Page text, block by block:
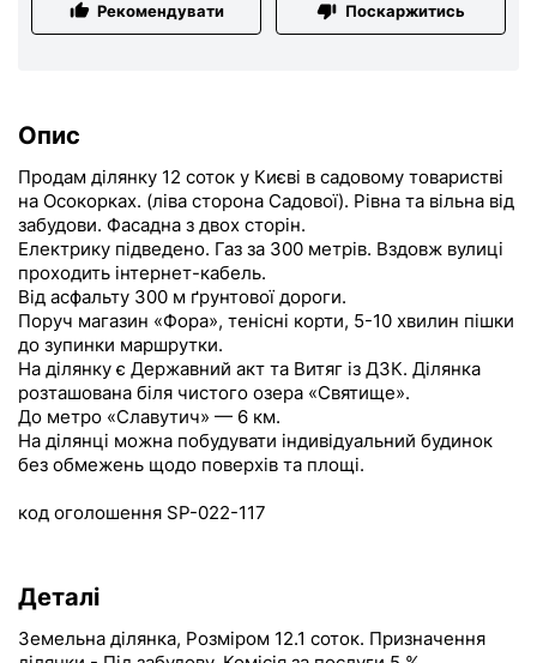
Рекомендувати Поскаржитись
Опис
Продам ділянку 12 соток у Києві в садовому товаристві
на Осокорках. (ліва сторона Садової). Рівна та вільна від
забудови. Фасадна з двох сторін.
Електрику підведено. Газ за 300 метрів. Вздовж вулиці
проходить інтернет-кабель.
Від асфальту 300 м ґрунтової дороги.
Поруч магазин «Фора», тенісні корти, 5-10 хвилин пішки
до зупинки маршрутки.
На ділянку є Державний акт та Витяг із ДЗК. Ділянка
розташована біля чистого озера «Святище».
До метро «Славутич» — 6 км.
На ділянці можна побудувати індивідуальний будинок
без обмежень щодо поверхів та площі.
код оголошення SP-022-117
Деталі
Земельна ділянка, Розміром 12.1 соток. Призначення